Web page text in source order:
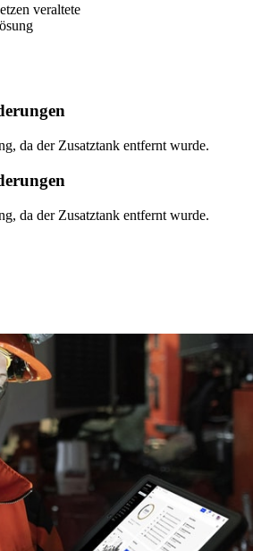
veraltete​
da der Zusatztank entfernt wurde.
da der Zusatztank entfernt wurde.